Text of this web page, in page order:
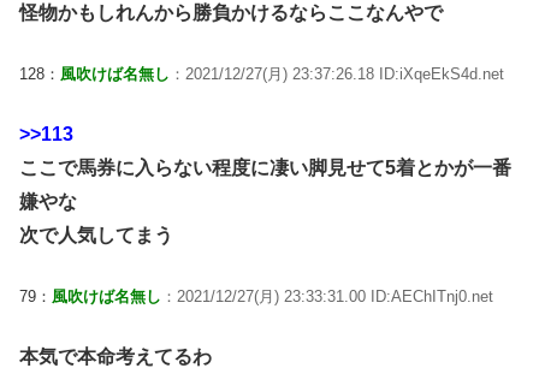
怪物かもしれんから勝負かけるならここなんやで
128： 風吹けば名無し ：2021/12/27(月) 23:37:26.18 ID:iXqeEkS4d.net
>>113
ここで馬券に入らない程度に凄い脚見せて5着とかが一番
嫌やな
次で人気してまう
79： 風吹けば名無し ：2021/12/27(月) 23:33:31.00 ID:AEChITnj0.net
本気で本命考えてるわ